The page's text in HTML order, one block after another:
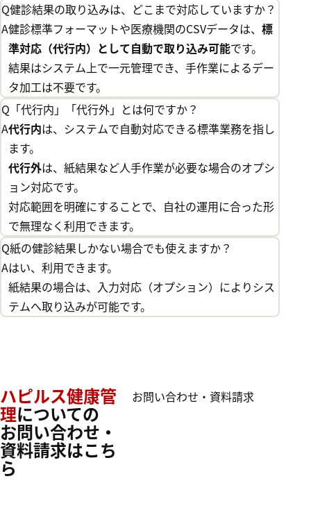
Q健診結果の取り込みは、どこまで対応していますか？
A健診標準フォーマットや医療機関のCSVデータは、 標
準対応（代行内）として自動で取り込み可能です。
結果はシステム上で一元管理でき、手作業によるデー
タ加工は不要です。
Q 「代行内」「代行外」とは何ですか？
A代行内は、システムで自動対応できる標準業務を指し
ます。
代行外は、紙結果など人手作業が必要な場合のオプシ
ョン対応です。
対応範囲を明確にすることで、自社の運用に合った形
で無理なく利用できます。
Q紙の健診結果しかない場合でも使えますか？
Aはい、利用できます。
紙結果の場合は、入力対応（オプション）によりシス
テムへ取り込みが可能です。
ハピルス健康管
理についての
お問い合わせ・
資料請求はこち
ら
お問い合わせ・資料請求